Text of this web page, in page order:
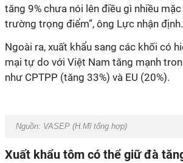
tăng 9% chưa nói lên điều gì nhiều
trường trọng điểm”, ông Lực nhận định.
Ngoài ra, xuất khẩu sang các khối có
mại tự do với Việt Nam tăng mạnh
như CPTPP (tăng 33%) và EU (20%).
Nguồn: VASEP (H.Mĩ tổng hợp)
Xuất khẩu tôm có thể giữ đà